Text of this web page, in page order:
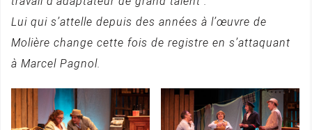
Lui qui s’attelle depuis des années à l’œuvre de
Molière change cette fois de registre en s’attaquant
à Marcel Pagnol.